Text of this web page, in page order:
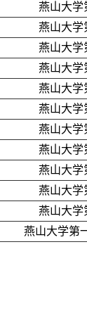
燕山大学
燕山大学
燕山大学
燕山大学
燕山大学
燕山大学
燕山大学
燕山大学
燕山大学
燕山大学
燕山大学
燕山大学第